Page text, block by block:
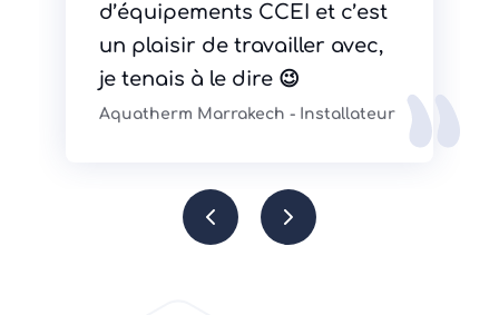
d’équipements CCEI et c’est
un plaisir de travailler avec,
je tenais à le dire 😉
Aquatherm Marrakech - Installateur